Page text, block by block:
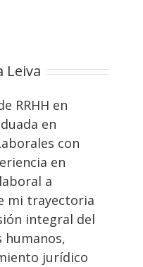
Leiva
RRHH en
en
con
en
a
mi trayectoria
integral del
humanos,
jurídico